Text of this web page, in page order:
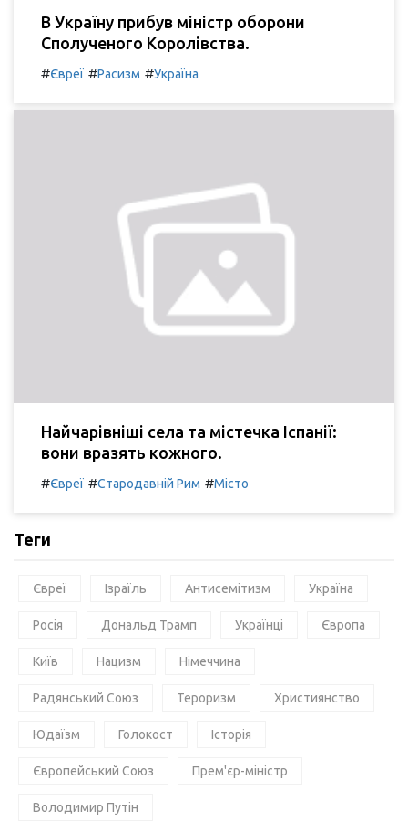
В Україну прибув міністр оборони
Сполученого Королівства.
#Євреї #Расизм #Україна
Найчарівніші села та містечка Іспанії:
вони вразять кожного.
#Євреї #Стародавній Рим #Місто
Теги
Євреї Ізраїль Антисемітизм Україна
Росія Дональд Трамп Українці Європа
Київ Нацизм Німеччина
Радянський Союз Тероризм Християнство
Юдаїзм Голокост Історія
Європейський Союз Прем'єр-міністр
Володимир Путін